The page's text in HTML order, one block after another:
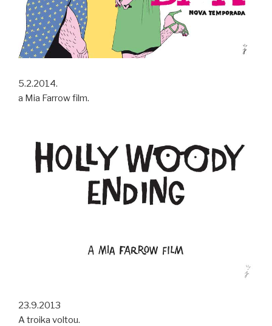
5.2.2014.
a Mia Farrow film.
23.9.2013
A troika voltou.